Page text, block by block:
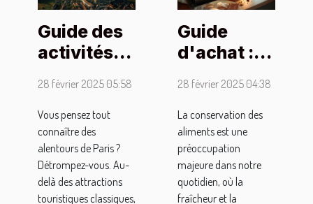
Guide des
activités
pour
compléter
votre
escapade
de week-
end près de
28 février 2025 05:58
Vous pensez tout
connaître des
alentours de Paris ?
Détrompez-vous. Au-
delà des attractions
touristiques classiques,
Guide
d'achat :
choisir une
machine
sous vide
idéale
28 février 2025 04:38
La conservation des
aliments est une
préoccupation
majeure dans notre
quotidien, où la
fraîcheur et la